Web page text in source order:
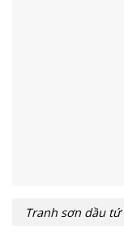
Tranh sơn dầu